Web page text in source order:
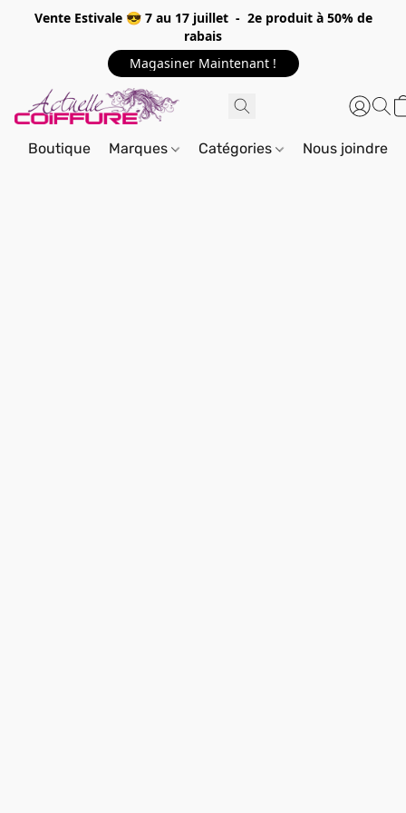
Vente Estivale 😎 7 au 17 juillet - 2e produit à 50% de
rabais
Magasiner Maintenant !
Boutique Marques Catégories Nous joindre